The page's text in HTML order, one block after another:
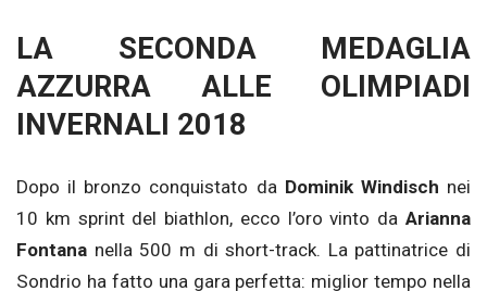
LA SECONDA MEDAGLIA
AZZURRA ALLE OLIMPIADI
INVERNALI 2018
Dopo il bronzo conquistato da Dominik Windisch nei
10 km sprint del biathlon, ecco l’oro vinto da Arianna
Fontana nella 500 m di short-track. La pattinatrice di
Sondrio ha fatto una gara perfetta: miglior tempo nella